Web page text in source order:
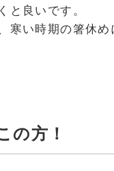
と良いです。
寒い時期の箸休
の方！